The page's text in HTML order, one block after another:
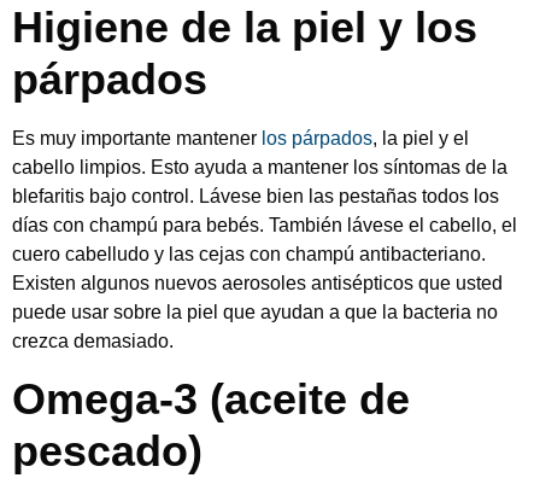
Higiene de la piel y los
párpados
Es muy importante mantener los párpados, la piel y el
cabello limpios. Esto ayuda a mantener los síntomas de la
blefaritis bajo control. Lávese bien las pestañas todos los
días con champú para bebés. También lávese el cabello, el
cuero cabelludo y las cejas con champú antibacteriano.
Existen algunos nuevos aerosoles antisépticos que usted
puede usar sobre la piel que ayudan a que la bacteria no
crezca demasiado.
Omega-3 (aceite de
pescado)